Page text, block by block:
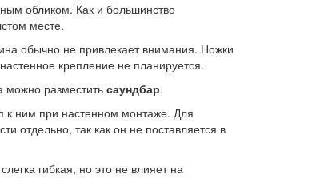
обликом. Как и большинство
месте.
обычно не привлекает внимания. Ножки
крепление не планируется.
можно разместить саундбар.
к ним при настенном монтаже. Для
отдельно, так как он не поставляется в
гибкая, но это не влияет на